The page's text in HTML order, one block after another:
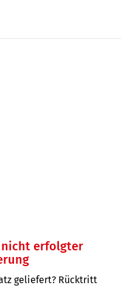
erfolgter
geliefert? Rücktritt